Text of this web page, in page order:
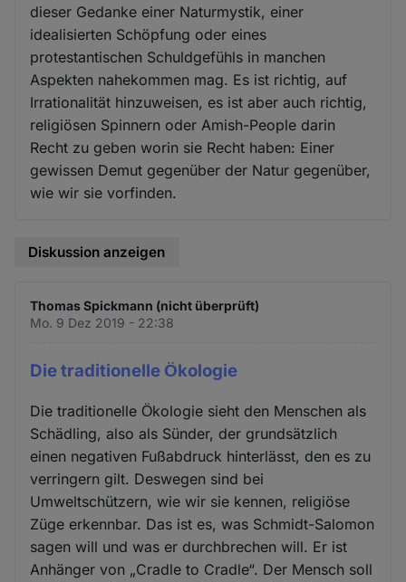
dieser Gedanke einer Naturmystik, einer
idealisierten Schöpfung oder eines
protestantischen Schuldgefühls in manchen
Aspekten nahekommen mag. Es ist richtig, auf
Irrationalität hinzuweisen, es ist aber auch richtig,
religiösen Spinnern oder Amish-People darin
Recht zu geben worin sie Recht haben: Einer
gewissen Demut gegenüber der Natur gegenüber,
wie wir sie vorfinden.
Diskussion anzeigen
Thomas Spickmann (nicht überprüft)
Mo. 9 Dez 2019 - 22:38
Die traditionelle Ӧkologie
Die traditionelle Ӧkologie sieht den Menschen als
Schädling, also als Sünder, der grundsätzlich
einen negativen Fußabdruck hinterlässt, den es zu
verringern gilt. Deswegen sind bei
Umweltschützern, wie wir sie kennen, religiöse
Züge erkennbar. Das ist es, was Schmidt-Salomon
sagen will und was er durchbrechen will. Er ist
Anhänger von „Cradle to Cradle“. Der Mensch soll